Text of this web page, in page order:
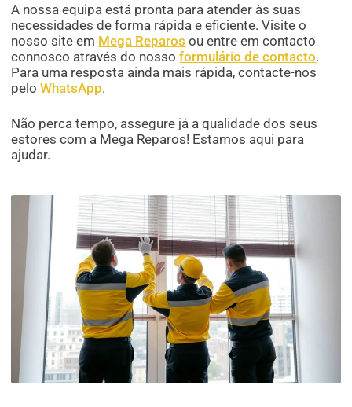
A nossa equipa está pronta para atender às suas
necessidades de forma rápida e eficiente. Visite o
nosso site em Mega Reparos ou entre em contacto
connosco através do nossoformulário de contacto.
Para uma resposta ainda mais rápida, contacte-nos
peloWhatsApp.
Não perca tempo, assegure já a qualidade dos seus
estores com a Mega Reparos! Estamos aqui para
ajudar.